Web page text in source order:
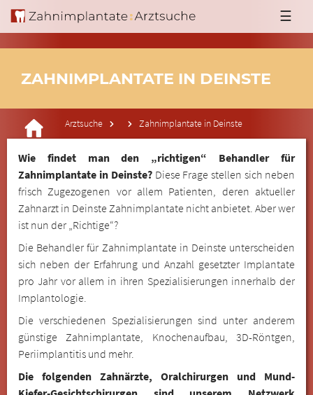
☰
ZAHNIMPLANTATE IN DEINSTE
Arztsuche Zahnimplantate in Deinste
Wie findet man den „richtigen“ Behandler für
Zahnimplantate in Deinste?Diese Frage stellen sich neben
frisch Zugezogenen vor allem Patienten, deren aktueller
Zahnarzt in Deinste Zahnimplantate nicht anbietet. Aber wer
ist nun der „Richtige“?
Die Behandler für Zahnimplantate in Deinste unterscheiden
sich neben der Erfahrung und Anzahl gesetzter Implantate
pro Jahr vor allem in ihren Spezialisierungen innerhalb der
Implantologie.
Die verschiedenen Spezialisierungen sind unter anderem
günstige Zahnimplantate, Knochenaufbau, 3D-Röntgen,
Periimplantitis und mehr.
Die folgenden Zahnärzte, Oralchirurgen und Mund-